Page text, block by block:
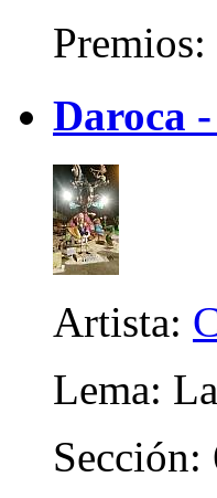
Premios:
Daroca
Artista:
Lema:
Sección: